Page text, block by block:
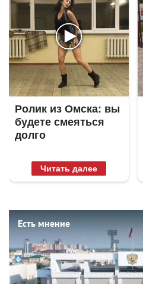
Ролик из Омска: вы
будете смеяться
долго
Читать далее
Есть мнение